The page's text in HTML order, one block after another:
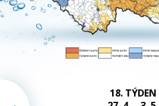
18. TÝDEN